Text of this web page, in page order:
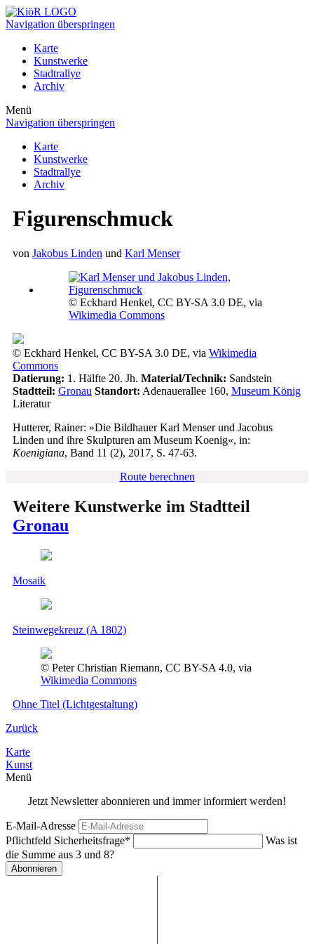
Navigation überspringen
Karte
Kunstwerke
Stadtrallye
Archiv
Menü
Navigation überspringen
Karte
Kunstwerke
Stadtrallye
Archiv
Figurenschmuck
von Jakobus Linden und Karl Menser
© Eckhard Henkel, CC BY-SA 3.0 DE, via
Wikimedia Commons
© Eckhard Henkel, CC BY-SA 3.0 DE, via Wikimedia
Commons
Datierung: 1. Hälfte 20. Jh. Material/Technik: Sandstein
Stadtteil: Gronau Standort: Adenauerallee 160, Museum König
Literatur
Hutterer, Rainer: »Die Bildhauer Karl Menser und Jacobus
Linden und ihre Skulpturen am Museum Koenig«, in:
Koenigiana, Band 11 (2), 2017, S. 47-63.
Route berechnen
Weitere Kunstwerke im Stadtteil
Gronau
Mosaik
Steinwegekreuz (A 1802)
© Peter Christian Riemann, CC BY-SA 4.0, via
Wikimedia Commons
Ohne Titel (Lichtgestaltung)
Zurück
Karte
Kunst
Menü
Jetzt Newsletter abonnieren und immer informiert werden!
E-Mail-Adresse
Pflichtfeld Sicherheitsfrage*
Was ist
die Summe aus 3 und 8?
Abonnieren